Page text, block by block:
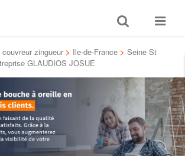
Toggle
search
Toggle
couvreur zingueur > Ile-de-France > Seine St
GLAUDIOS JOSUE